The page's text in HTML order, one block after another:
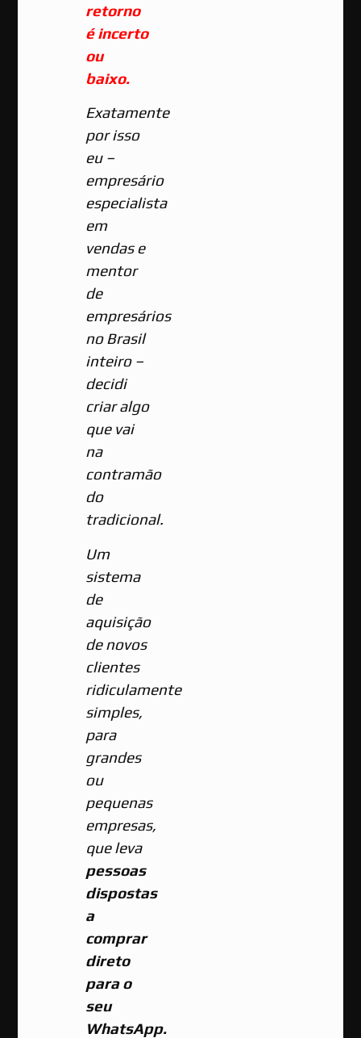
retorno
é incerto
ou
baixo.
Exatamente
por isso
eu –
empresário
especialista
em
vendas e
mentor
de
empresários
no Brasil
inteiro –
decidi
criar algo
que vai
na
contramão
do
tradicional.
Um
sistema
de
aquisição
de novos
clientes
ridiculamente
simples,
para
grandes
ou
pequenas
empresas,
que leva
pessoas
dispostas
a
comprar
direto
para o
seu
WhatsApp.